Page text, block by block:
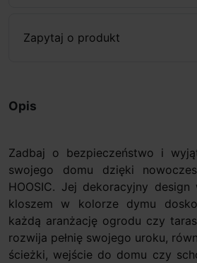
Zapytaj o produkt
Opis
Zadbaj o bezpieczeństwo i
swojego domu dzięki
HOOSIC. Jej dekoracyjny
kloszem w kolorze dymu
każdą aranżację ogrodu czy
rozwija pełnię swojego uroku,
ścieżki, wejście do domu czy